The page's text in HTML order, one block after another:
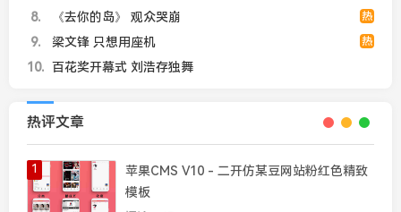
8
热
《去你的岛》 观众哭崩
9
热
梁文锋 只想用座机
10
百花奖开幕式 刘浩存独舞
热评文章
1
苹果CMS V10 - 二开仿某豆网站粉红色精致
模板